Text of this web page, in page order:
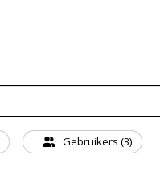
Gebruikers (3)